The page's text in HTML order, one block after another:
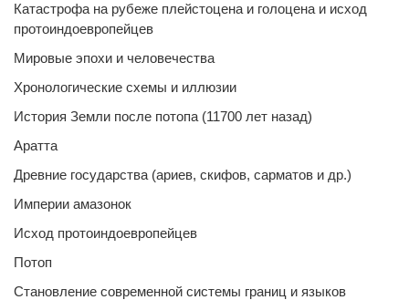
Катастрофа на рубеже плейстоцена и голоцена и исход
протоиндоевропейцев
Мировые эпохи и человечества
Хронологические схемы и иллюзии
История Земли после потопа (11700 лет назад)
Аратта
Древние государства (ариев, скифов, сарматов и др.)
Империи амазонок
Исход протоиндоевропейцев
Потоп
Становление современной системы границ и языков